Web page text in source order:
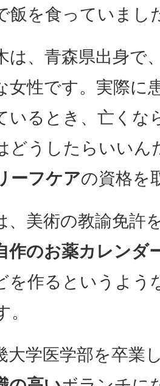
飯を食っていまし
は、青森県出身で
女性です。実際に
いるとき、亡くな
どうしたらいいん
ーフケアの資格を
、美術の教諭免許
作のお薬カレンダ
を作るというよう
大学医学部を卒業